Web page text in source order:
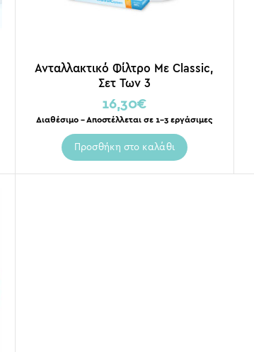
Ανταλλακτικό Φίλτρο Με Classic,
Σετ Των 3
16,30€
Διαθέσιμο – Αποστέλλεται σε 1-3 εργάσιμες
Προσθήκη στο καλάθι